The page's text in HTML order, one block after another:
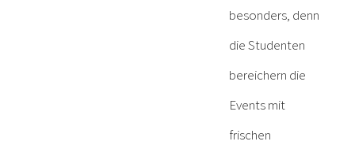
besonders, denn
die Studenten
bereichern die
Events mit
frischen